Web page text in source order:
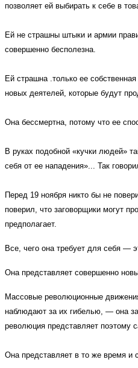
позволяет ей выбирать к себе в
Ей не страшны штыки и армии
совершенно бесполезна.
Ей страшна .только ее
новых деятелей, которые будут
Она бессмертна, потому что ее
В руках подобной «кучки людей»
себя от ее нападения»... Так
Перед 19 ноября никто бы не
поверил, что заговорщики могут
предполагает.
Все, чего она требует для себя —
Она представляет совершенно
Массовые революционные
наблюдают за их гибелью, — она
революция представляет поэтому
Она представляет в то же время